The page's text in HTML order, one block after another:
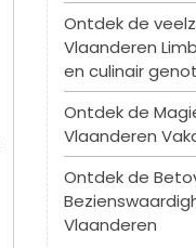
Ontdek de
Vlaanderen
en culinair genot
Ontdek de
Vlaanderen
Ontdek de
Vlaanderen